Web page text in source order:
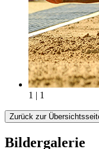
1 | 1
Zurück zur
Bildergalerie